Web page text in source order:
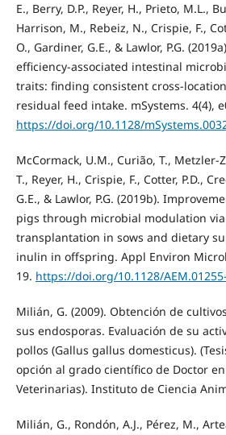
E., Berry, D.P., Reyer, H., Prieto, M.L.,
Harrison, M., Rebeiz, N., Crispie, F.,
O., Gardiner, G.E., & Lawlor, P.G.
efficiency-associated intestinal
traits: finding consistent cross-
residual feed intake. mSystems. 4(4),
https://doi.org/10.1128/
McCormack, U.M., Curião, T., Metzler-
T., Reyer, H., Crispie, F., Cotter, P.D.,
G.E., & Lawlor, P.G. (2019b).
pigs through microbial modulation
transplantation in sows and dietary
inulin in offspring. Appl Environ
19. https://doi.org/10.1128/
Milián, G. (2009). Obtención de
sus endosporas. Evaluación de su
pollos (Gallus gallus domesticus).
opción al grado científico de Doctor
Veterinarias). Instituto de Ciencia
Milián, G., Rondón, A.J., Pérez, M.,